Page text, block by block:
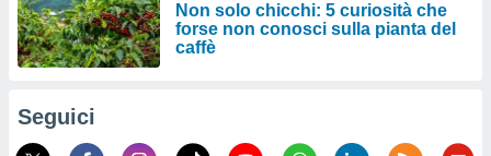
Non solo chicchi: 5 curiosità che
forse non conosci sulla pianta del
caffè
Seguici